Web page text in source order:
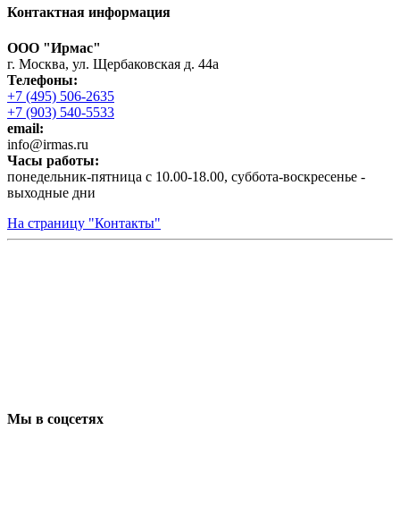
Контактная информация
ООО "Ирмас"
г. Москва, ул. Щербаковская д. 44а
Телефоны:
+7 (495) 506-2635
+7 (903) 540-5533
email:
infо@irmas.ru
Часы работы:
понедельник-пятница с 10.00-18.00, суббота-воскресенье -
выходные дни
На страницу "Контакты"
Мы в соцсетях